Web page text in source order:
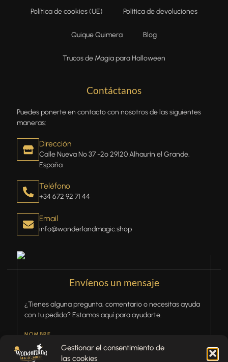
Gestionar el consentimiento de
las cookies
Contáctanos
Puedes ponerte en contacto con nosotros de las siguientes
maneras:
Dirección
Calle Nueva Nº 37 -2º 29120 Alhaurín el Grande,
España
Teléfono
+34 672 92 71 44
Email
info@wonderlandmagic.shop
Política de cookies (UE) Política de devoluciones
Quique Quimera Blog
Trucos de Magia para Halloween
Envíenos un mensaje
¿Tienes alguna pregunta, comentario o necesitas ayuda
con tu pedido? Estamos aquí para ayudarte.
NOMBRE